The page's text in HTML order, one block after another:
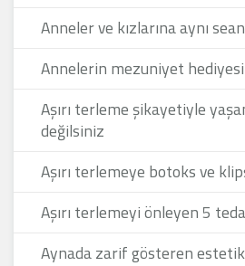
Anneler ve kızlarına aynı
Annelerin mezuniyet
Aşırı terleme şikayetiyle
değilsiniz
Aşırı terlemeye botoks ve
Aşırı terlemeyi önleyen 5
Aynada zarif gösteren estetik